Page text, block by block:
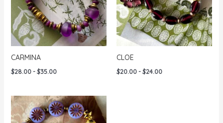
CARMINA
$28.00 - $35.00Rango
desde
$28.00
hasta
$35.00
CLOE
$20.00-$24.00Rango